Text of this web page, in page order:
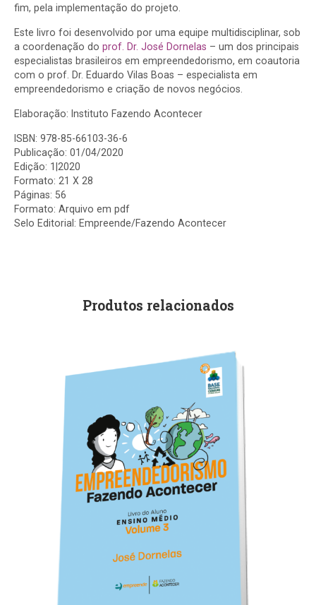
fim, pela implementação do projeto.
Este livro foi desenvolvido por uma equipe multidisciplinar, sob
a coordenação do prof. Dr. José Dornelas – um dos principais
especialistas brasileiros em empreendedorismo, em coautoria
com o prof. Dr. Eduardo Vilas Boas – especialista em
empreendedorismo e criação de novos negócios.
Elaboração: Instituto Fazendo Acontecer
ISBN: 978-85-66103-36-6
Publicação: 01/04/2020
Edição: 1|2020
Formato: 21 X 28
Páginas: 56
Formato: Arquivo em pdf
Selo Editorial: Empreende/Fazendo Acontecer
Produtos relacionados